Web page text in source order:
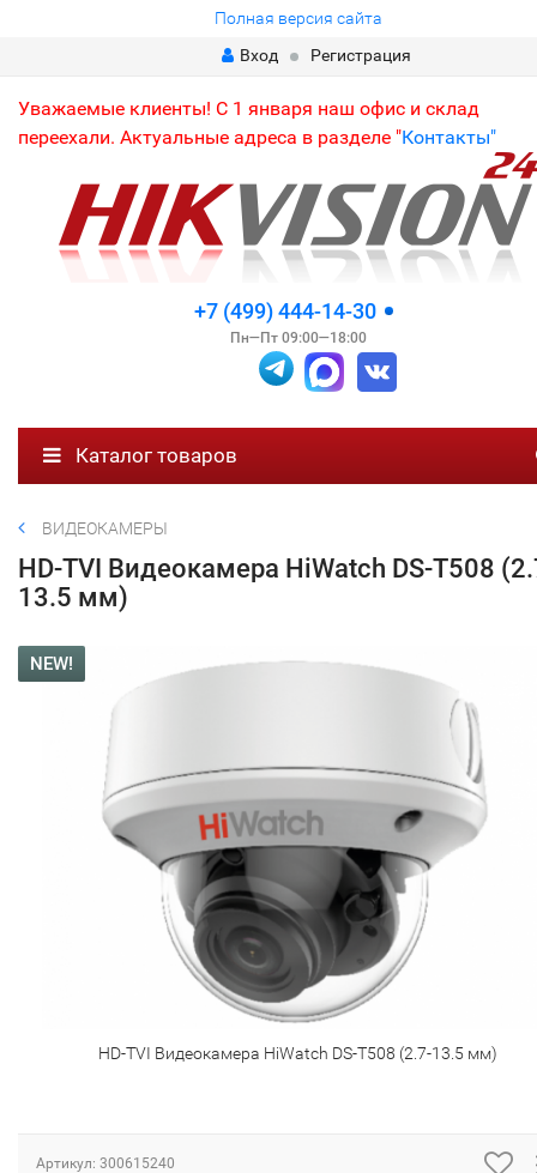
Полная версия сайта
Вход
Регистрация
Уважаемые клиенты! С 1 января наш офис и склад
переехали. Актуальные адреса в разделе "Контакты"
+7 (499) 444-14-30
Пн—Пт 09:00—18:00
Каталог товаров
ВИДЕОКАМЕРЫ
HD-TVI Видеокамера HiWatch DS-T508
13.5 мм)
NEW!
HD-TVI Видеокамера HiWatch DS-T508 (2.7-13.5 мм)
Артикул: 300615240